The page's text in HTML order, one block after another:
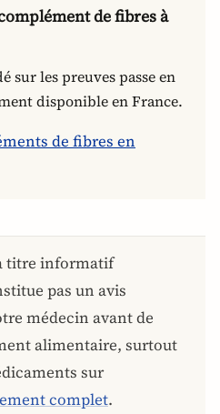
de fibres à
sur les preuves passe en
disponible en France.
de fibres en
titre informatif
pas un avis
médecin avant de
alimentaire, surtout
sur
complet.